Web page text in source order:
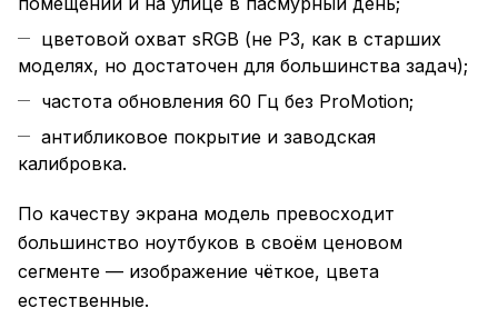
цветовой охват sRGB (не P3, как в старших
моделях, но достаточен для большинства задач);
частота обновления 60 Гц без ProMotion;
антибликовое покрытие и заводская
калибровка.
По качеству экрана модель превосходит
большинство ноутбуков в своём ценовом
сегменте — изображение чёткое, цвета
естественные.